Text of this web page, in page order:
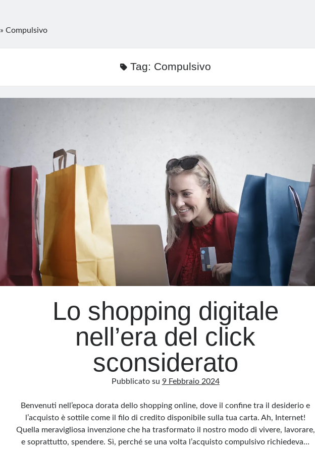
»Compulsivo
Tag: Compulsivo
Lo shopping digitale
nell’era del click
sconsiderato
Pubblicato su 9 Febbraio 2024
Benvenuti nell’epoca dorata dello shopping online, dove il confine tra il desiderio e
l’acquisto è sottile come il filo di credito disponibile sulla tua carta. Ah, Internet!
Quella meravigliosa invenzione che ha trasformato il nostro modo di vivere, lavorare,
e soprattutto, spendere. Sì, perché se una volta l’acquisto compulsivo richiedeva…